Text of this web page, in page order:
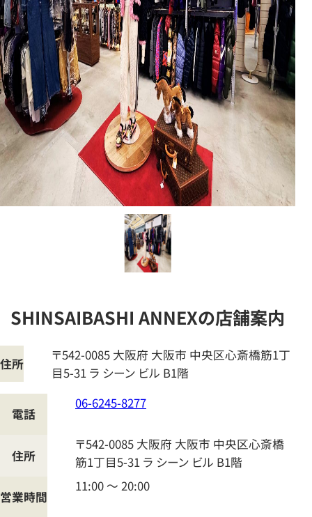
SHINSAIBASHI ANNEXの店舗案内
住所
〒542-0085 大阪府 大阪市 中央区心斎橋筋1丁
目5-31 ラ シーン ビル B1階
電話
06-6245-8277
住所
〒542-0085 大阪府 大阪市 中央区心斎橋
筋1丁目5-31 ラ シーン ビル B1階
営業時間
11:00 ～ 20:00